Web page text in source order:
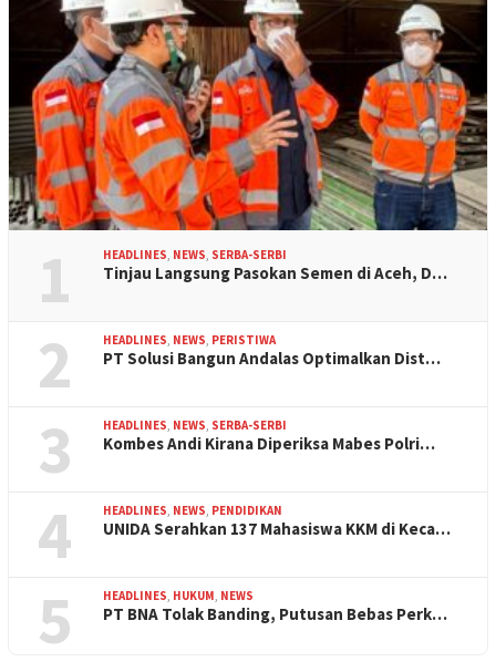
1 HEADLINES, NEWS, SERBA-SERBI
Tinjau Langsung Pasokan Semen di Aceh, D…
2 HEADLINES, NEWS, PERISTIWA
PT Solusi Bangun Andalas Optimalkan Dist…
3 HEADLINES, NEWS, SERBA-SERBI
Kombes Andi Kirana Diperiksa Mabes Polri…
4 HEADLINES, NEWS, PENDIDIKAN
UNIDA Serahkan 137 Mahasiswa KKM di Keca…
5 HEADLINES, HUKUM, NEWS
PT BNA Tolak Banding, Putusan Bebas Perk…